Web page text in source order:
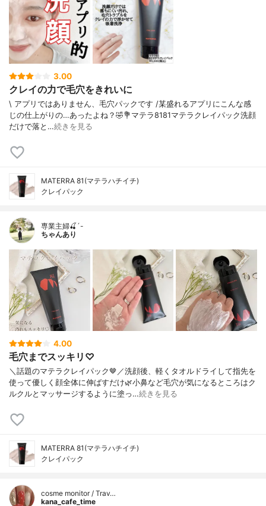
3.00
クレイの力で毛穴をきれいに
\ アプリではありません、毛穴パックです /⁡⁡某盛れるアプリにこんな感
じの仕上がりの…あったよね？🤣⁡⁡⁡💐マテラ8181マテラクレイパック⁡⁡洗顔
だけで落と…続きを見る
MATERRA 81(マテラハチイチ)
クレイパック
専業主婦🍒´-
ちゃんあり
4.00
毛穴までスッキリ♡
＼話題のマテラクレイパック🤎／洗顔後、軽くタオルドライして指先を
使って優しく顔全体に伸ばすだけ🌿小鼻など毛穴が気になるところはク
ルクルとマッサージするように塗っ…続きを見る
MATERRA 81(マテラハチイチ)
クレイパック
cosme monitor / Trav…
kana_cafe_time